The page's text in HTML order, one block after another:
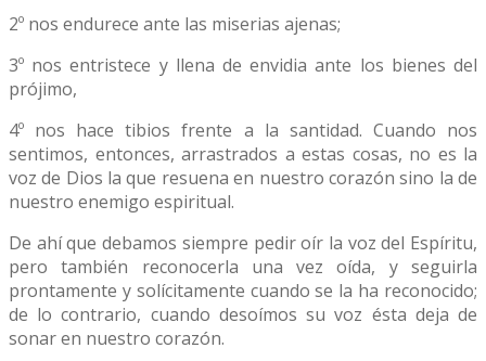
2º nos endurece ante las miserias ajenas;
3º nos entristece y llena de envidia ante los bienes del
prójimo,
4º nos hace tibios frente a la santidad. Cuando nos
sentimos, entonces, arrastrados a estas cosas, no es la
voz de Dios la que resuena en nuestro corazón sino la de
nuestro enemigo espiritual.
De ahí que debamos siempre pedir oír la voz del Espíritu,
pero también reconocerla una vez oída, y seguirla
prontamente y solícitamente cuando se la ha reconocido;
de lo contrario, cuando desoímos su voz ésta deja de
sonar en nuestro corazón.